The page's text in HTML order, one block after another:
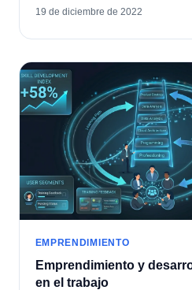
19 de diciembre de 2022
EMPRENDIMIENTO
Emprendimiento y
en el trabajo